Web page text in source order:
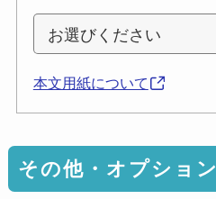
本文用紙について
その他・オプション